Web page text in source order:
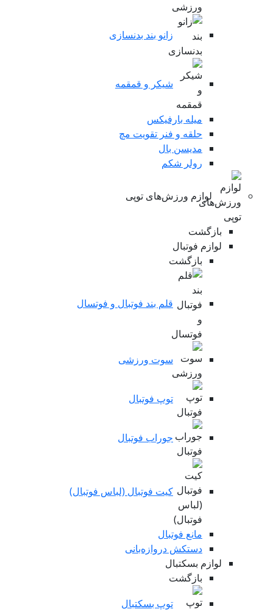
زانو بند بدنسازی
شیکر و قمقمه
میله بارفیکس
حلقه و فنر تقویت مچ
مدیسن بال
رولر شکم
لوازم ورزش‌های توپی
بازگشت
لوازم فوتبال
بازگشت
قلم بند فوتبال و فوتسال
سوت ورزشی
توپ فوتبال
جوراب فوتبال
کیت فوتبال (لباس فوتبال)
مانع فوتبال
دستکش دروازه‌بانی
لوازم بسکتبال
بازگشت
توپ بسکتبال